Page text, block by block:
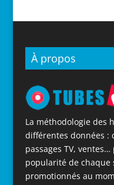
À propos
La méthodologie des
différentes données :
passages TV,
popularité de chaque
promotionnés au